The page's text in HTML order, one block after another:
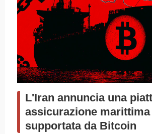
L'Iran annuncia una
assicurazione marittima
supportata da Bitcoin